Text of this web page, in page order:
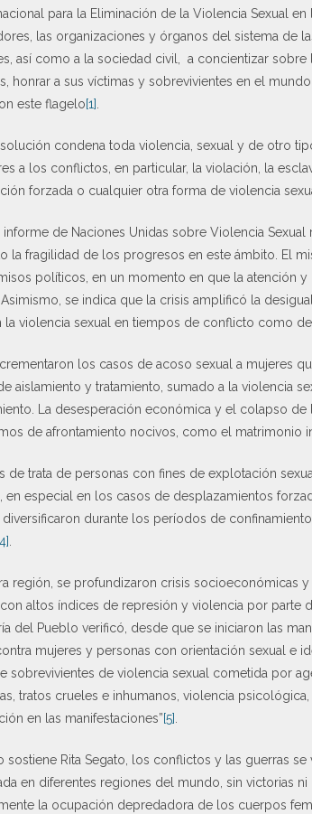
para la Eliminación de la Violencia Sexual
las organizaciones y órganos del sistema de
así como a la sociedad civil, a concientizar
honrar a sus víctimas y sobrevivientes en el
este flagelo[1].
condena toda violencia, sexual y de otro
a los conflictos, en particular, la violación, la
forzada o cualquier otra forma de violencia
informe de Naciones Unidas sobre Violencia
la fragilidad de los progresos en este ámbito. El
políticos, en un momento en que la atención
Asimismo, se indica que la crisis amplificó la
la violencia sexual en tiempos de conflicto como
los casos de acoso sexual a mujeres
aislamiento y tratamiento, sumado a la violencia
La desesperación económica y el colapso
de afrontamiento nocivos, como el matrimonio
de trata de personas con fines de explotación
en especial en los casos de desplazamientos
diversificaron durante los períodos de
.
región, se profundizaron crisis socioeconómicas
altos índices de represión y violencia por parte
del Pueblo verificó, desde que se iniciaron las
mujeres y personas con orientación sexual e
sobrevivientes de violencia sexual cometida por
tratos crueles e inhumanos, violencia
en las manifestaciones”[5].
sostiene Rita Segato, los conflictos y las guerras
en diferentes regiones del mundo, sin victorias
la ocupación depredadora de los cuerpos